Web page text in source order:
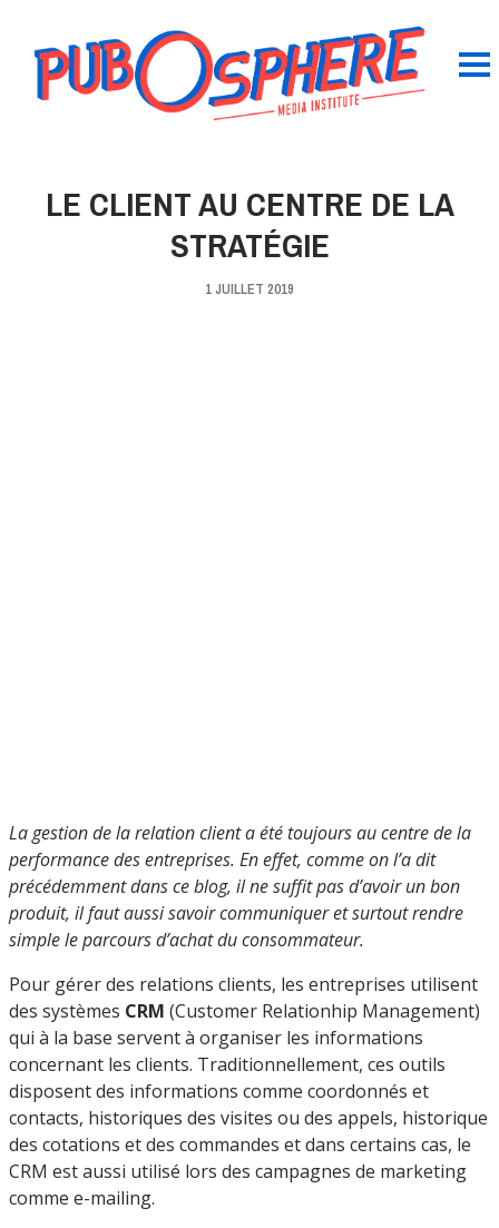
LE CLIENT AU CENTRE DE LA
STRATÉGIE
1 JUILLET 2019
La gestion de la relation client a été toujours au centre de la
performance des entreprises. En effet, comme on l’a dit
précédemment dans ce blog, il ne suffit pas d’avoir un bon
produit, il faut aussi savoir communiquer et surtout rendre
simple le parcours d’achat du consommateur.
Pour gérer des relations clients, les entreprises utilisent
des systèmes CRM (Customer Relationhip Management)
qui à la base servent à organiser les informations
concernant les clients. Traditionnellement, ces outils
disposent des informations comme coordonnés et
contacts, historiques des visites ou des appels, historique
des cotations et des commandes et dans certains cas, le
CRM est aussi utilisé lors des campagnes de marketing
comme e-mailing.